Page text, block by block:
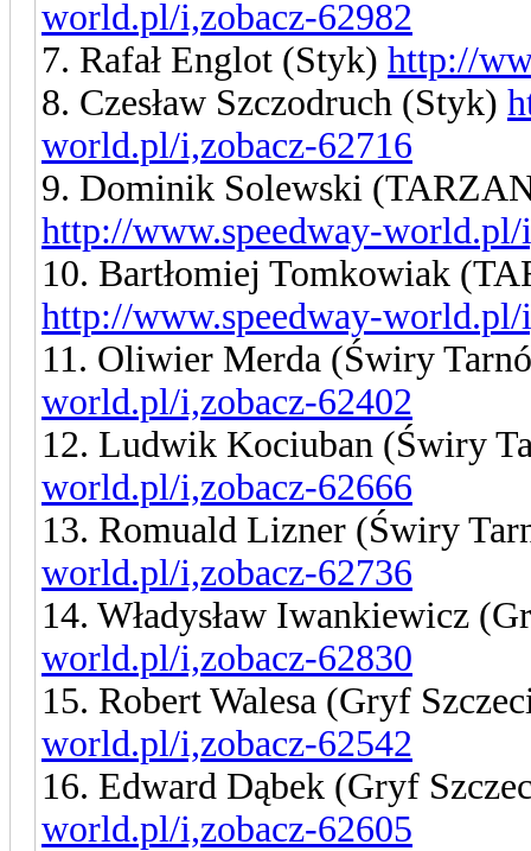
world.pl/i,zobacz-62982
7. Rafał Englot (Styk) http://
8. Czesław Szczodruch (Styk)
world.pl/i,zobacz-62716
9. Dominik Solewski
http://www.speedway-world.pl/
10. Bartłomiej Tomkowiak
http://www.speedway-world.pl/
11. Oliwier Merda (Świry
world.pl/i,zobacz-62402
12. Ludwik Kociuban (Świry
world.pl/i,zobacz-62666
13. Romuald Lizner (Świry
world.pl/i,zobacz-62736
14. Władysław Iwankiewicz
world.pl/i,zobacz-62830
15. Robert Walesa (Gryf
world.pl/i,zobacz-62542
16. Edward Dąbek (Gryf
world.pl/i,zobacz-62605